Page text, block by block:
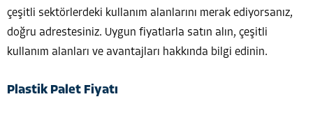
çeşitli sektörlerdeki kullanım alanlarını merak ediyorsanız,
doğru adrestesiniz. Uygun fiyatlarla satın alın, çeşitli
kullanım alanları ve avantajları hakkında bilgi edinin.
Plastik Palet Fiyatı